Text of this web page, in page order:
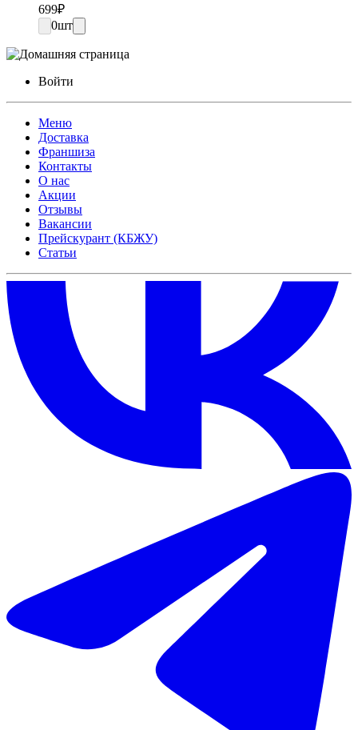
699₽
0шт
Войти
Меню
Доставка
Франшиза
Контакты
О нас
Акции
Отзывы
Вакансии
Прейскурант (КБЖУ)
Статьи